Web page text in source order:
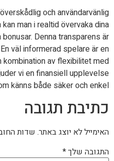
och användarvänlig
man i realtid övervaka dina
Denna transparens är
väl informerad spelare är en
av flexibilitet med
vi en finansiell upplevelse
känns både säker och enkel.
כתיבת תגובה
האימייל לא יוצג באתר. שדות
התגובה שלך*